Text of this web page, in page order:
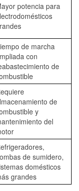
potencia para
de marcha
con
de
de
y
del
de sumidero,
domésticos
grandes